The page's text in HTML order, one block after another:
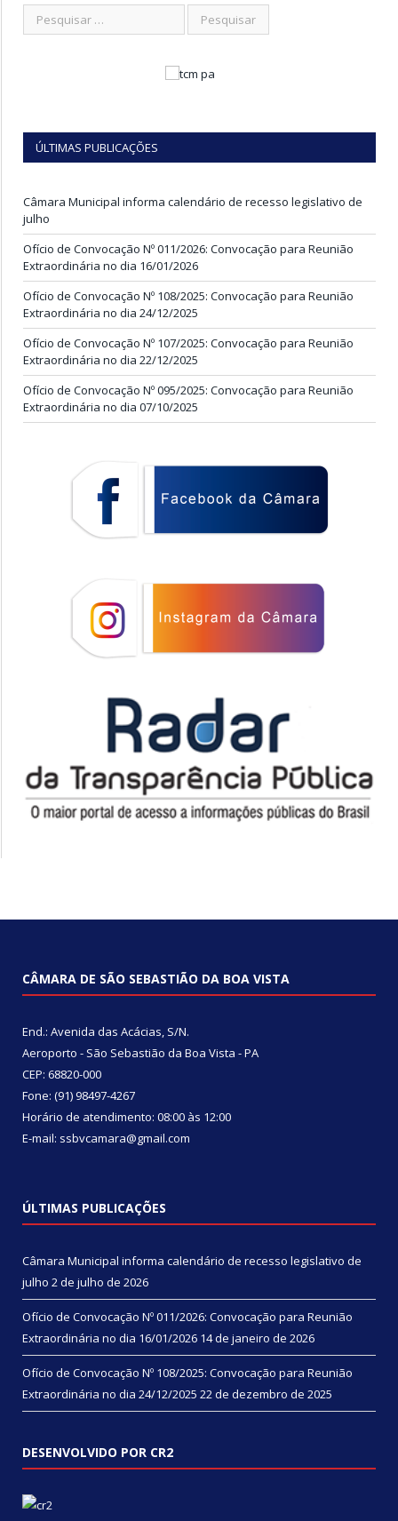
ÚLTIMAS PUBLICAÇÕES
Câmara Municipal informa calendário de recesso legislativo de
julho
Ofício de Convocação Nº 011/2026: Convocação para Reunião
Extraordinária no dia 16/01/2026
Ofício de Convocação Nº 108/2025: Convocação para Reunião
Extraordinária no dia 24/12/2025
Ofício de Convocação Nº 107/2025: Convocação para Reunião
Extraordinária no dia 22/12/2025
Ofício de Convocação Nº 095/2025: Convocação para Reunião
Extraordinária no dia 07/10/2025
CÂMARA DE SÃO SEBASTIÃO DA BOA VISTA
End.: Avenida das Acácias, S/N.
Aeroporto - São Sebastião da Boa Vista - PA
CEP: 68820-000
Fone: (91) 98497-4267
Horário de atendimento: 08:00 às 12:00
E-mail: ssbvcamara@gmail.com
ÚLTIMAS PUBLICAÇÕES
Câmara Municipal informa calendário de recesso legislativo de
julho 2 de julho de 2026
Ofício de Convocação Nº 011/2026: Convocação para Reunião
Extraordinária no dia 16/01/2026 14 de janeiro de 2026
Ofício de Convocação Nº 108/2025: Convocação para Reunião
Extraordinária no dia 24/12/2025 22 de dezembro de 2025
DESENVOLVIDO POR CR2